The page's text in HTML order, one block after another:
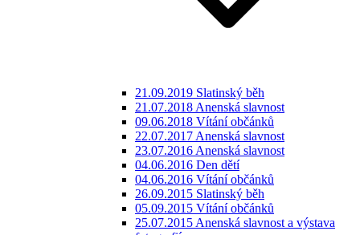
21.09.2019 Slatinský běh
21.07.2018 Anenská slavnost
09.06.2018 Vítání občánků
22.07.2017 Anenská slavnost
23.07.2016 Anenská slavnost
04.06.2016 Den dětí
04.06.2016 Vítání občánků
26.09.2015 Slatinský běh
05.09.2015 Vítání občánků
25.07.2015 Anenská slavnost a výstava